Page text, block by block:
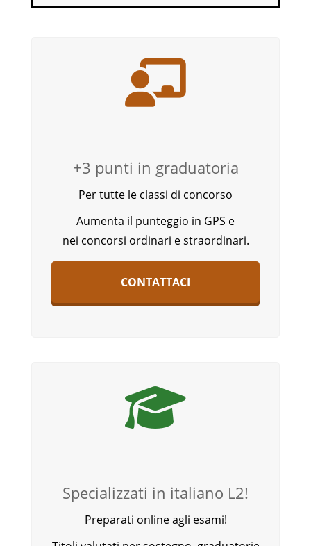
+3 punti in graduatoria
Per tutte le classi di concorso
Aumenta il punteggio in GPS e
nei concorsi ordinari e straordinari.
CONTATTACI
Specializzati in italiano L2!
Preparati online agli esami!